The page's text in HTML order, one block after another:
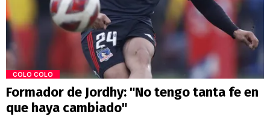
COLO COLO
Formador de Jordhy: "No tengo tanta fe en
que haya cambiado"